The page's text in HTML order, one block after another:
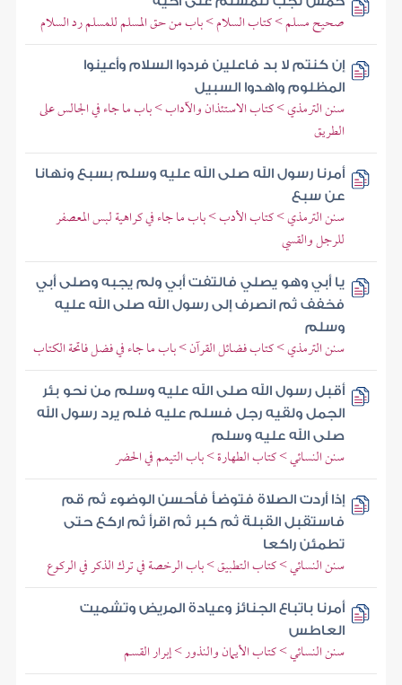
صحيح مسلم > كتاب السلام > باب من حق المسلم للمسلم رد السلام
إن كنتم لا بد فاعلين فردوا السلام وأعينوا
المظلوم واهدوا السبيل
سنن الترمذي > كتاب الاستئذان والآداب > باب ما جاء في الجالس على
الطريق
أمرنا رسول الله صلى الله عليه وسلم بسبع ونهانا
عن سبع
سنن الترمذي > كتاب الأدب > باب ما جاء في كراهية لبس المعصفر
للرجل والقسي
يا أبي وهو يصلي فالتفت أبي ولم يجبه وصلى أبي
فخفف ثم انصرف إلى رسول الله صلى الله عليه
وسلم
سنن الترمذي > كتاب فضائل القرآن > باب ما جاء في فضل فاتحة الكتاب
أقبل رسول الله صلى الله عليه وسلم من نحو بئر
الجمل ولقيه رجل فسلم عليه فلم يرد رسول الله
صلى الله عليه وسلم
سنن النسائي > كتاب الطهارة > باب التيمم في الحضر
إذا أردت الصلاة فتوضأ فأحسن الوضوء ثم قم
فاستقبل القبلة ثم كبر ثم اقرأ ثم اركع حتى
تطمئن راكعا
سنن النسائي > كتاب التطبيق > باب الرخصة في ترك الذكر في الركوع
أمرنا باتباع الجنائز وعيادة المريض وتشميت
العاطس
سنن النسائي > كتاب الأيمان والنذور > إبرار القسم